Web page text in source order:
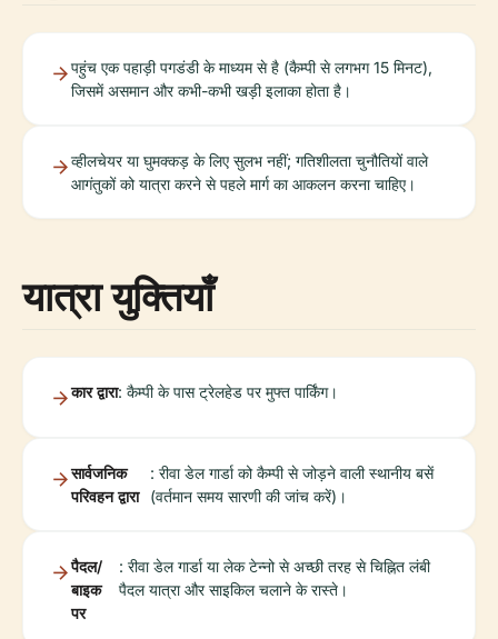
पहुंच एक पहाड़ी पगडंडी के माध्यम से है (कैम्पी से लगभग 15 मिनट),
जिसमें असमान और कभी-कभी खड़ी इलाका होता है।
व्हीलचेयर या घुमक्कड़ के लिए सुलभ नहीं; गतिशीलता चुनौतियों वाले
आगंतुकों को यात्रा करने से पहले मार्ग का आकलन करना चाहिए।
यात्रा युक्तियाँ
कार द्वारा: कैम्पी के पास ट्रेलहेड पर मुफ्त पार्किंग।
सार्वजनिक
परिवहन द्वारा
: रीवा डेल गार्डा को कैम्पी से जोड़ने वाली स्थानीय बसें
(वर्तमान समय सारणी की जांच करें)।
पैदल/
बाइक
पर
: रीवा डेल गार्डा या लेक टेन्नो से अच्छी तरह से चिह्नित लंबी
पैदल यात्रा और साइकिल चलाने के रास्ते।